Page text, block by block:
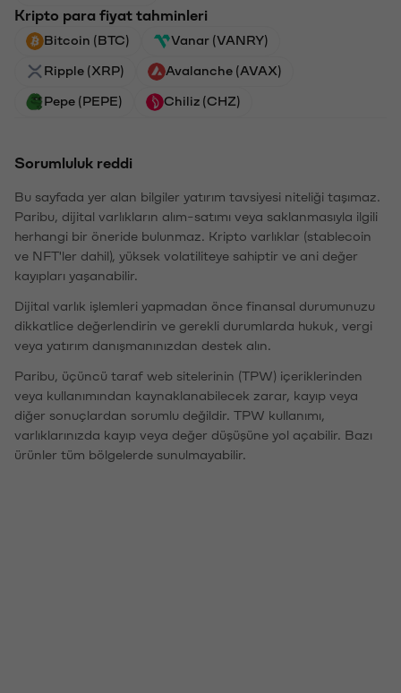
Kripto para fiyat tahminleri
Bitcoin (BTC) Vanar (VANRY)
Ripple (XRP) Avalanche (AVAX)
Pepe (PEPE) Chiliz (CHZ)
Sorumluluk reddi
Bu sayfada yer alan bilgiler yatırım tavsiyesi niteliği taşımaz.
Paribu, dijital varlıkların alım-satımı veya saklanmasıyla ilgili
herhangi bir öneride bulunmaz. Kripto varlıklar (stablecoin
ve NFT'ler dahil), yüksek volatiliteye sahiptir ve ani değer
kayıpları yaşanabilir.
Dijital varlık işlemleri yapmadan önce finansal durumunuzu
dikkatlice değerlendirin ve gerekli durumlarda hukuk, vergi
veya yatırım danışmanınızdan destek alın.
Paribu, üçüncü taraf web sitelerinin (TPW) içeriklerinden
veya kullanımından kaynaklanabilecek zarar, kayıp veya
diğer sonuçlardan sorumlu değildir. TPW kullanımı,
varlıklarınızda kayıp veya değer düşüşüne yol açabilir. Bazı
ürünler tüm bölgelerde sunulmayabilir.